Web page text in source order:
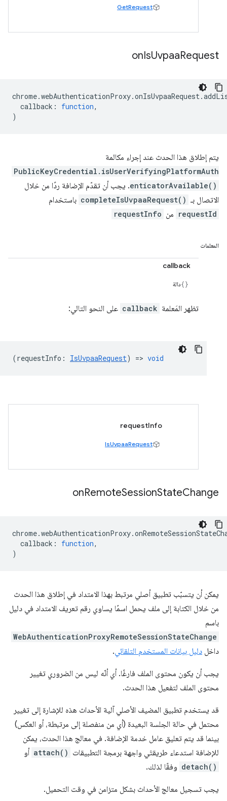
GetRequest
onIsUvpaaRequest
chrome.webAuthenticationProxy.onIsUvpaaRequest.
callback : function,
)
يتم إطلاق هذا الحدث عند إجراء مكالمة
PublicKeyCredential.isUserVerifyingPlatformAuth
enticatorAvailable(). يجب أن تقدّم الإضافة ردًا من خلال
الاتصال بـ completeIsUvpaaRequest() باستخدام
requestId من requestInfo
المعلمات
callback
دالة
تظهر المَعلمة callback على النحو التالي:
(requestInfo : IsUvpaaRequest) => void
requestInfo
IsUvpaaRequest
onRemoteSessionStateChange
chrome.webAuthenticationProxy.
callback : function,
)
يمكن أن يتسبّب تطبيق أصلي مرتبط بهذا الامتداد في إطلاق هذا الحدث
من خلال الكتابة إلى ملف يحمل اسمًا يساوي رقم تعريف الامتداد في دليل
باسم
WebAuthenticationProxyRemoteSessionStateChange
داخل دليل بيانات المستخدم التلقائي.
يجب أن يكون محتوى الملف فارغًا. أي أنّه ليس من الضروري تغيير
محتوى الملف لتفعيل هذا الحدث.
قد يستخدم تطبيق المضيف الأصلي آلية الأحداث هذه للإشارة إلى تغيير
محتمل في حالة الجلسة البعيدة (أي من منفصلة إلى مرتبطة، أو العكس)
بينما قد يتم تعليق عامل خدمة الإضافة. في معالج هذا الحدث، يمكن
للإضافة استدعاء طريقتَي واجهة برمجة التطبيقات attach() أو
detach() وفقًا لذلك.
يجب تسجيل معالج الأحداث بشكل متزامن في وقت التحميل.